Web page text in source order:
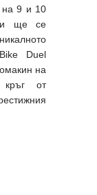
на 9 и 10
ще се
Duel
на
от